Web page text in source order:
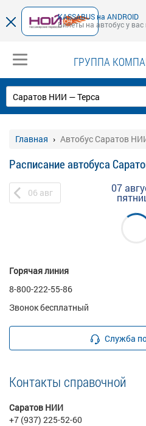
KASSABUS на ANDROID
Билеты на автобус у
ГРУППА
Главная Автобус Саратов
Расписание автобуса
06 авг 07
Горячая линия
8-800-222-55-86
Звонок бесплатный
Служба
Контакты справочной
Саратов НИИ
+7 (937) 225-52-60